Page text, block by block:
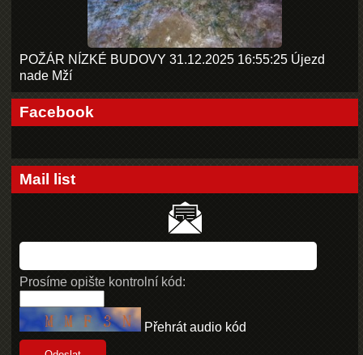
POŽÁR NÍZKÉ BUDOVY 31.12.2025 16:55:25 Újezd
nade Mží
Facebook
Mail list
Prosíme opište kontrolní kód:
Přehrát audio kód